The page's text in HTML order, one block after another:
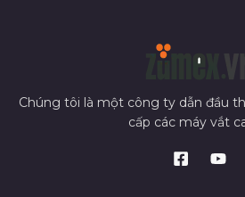
Chúng tôi là một công ty dẫn đầu
cấp các máy vắt